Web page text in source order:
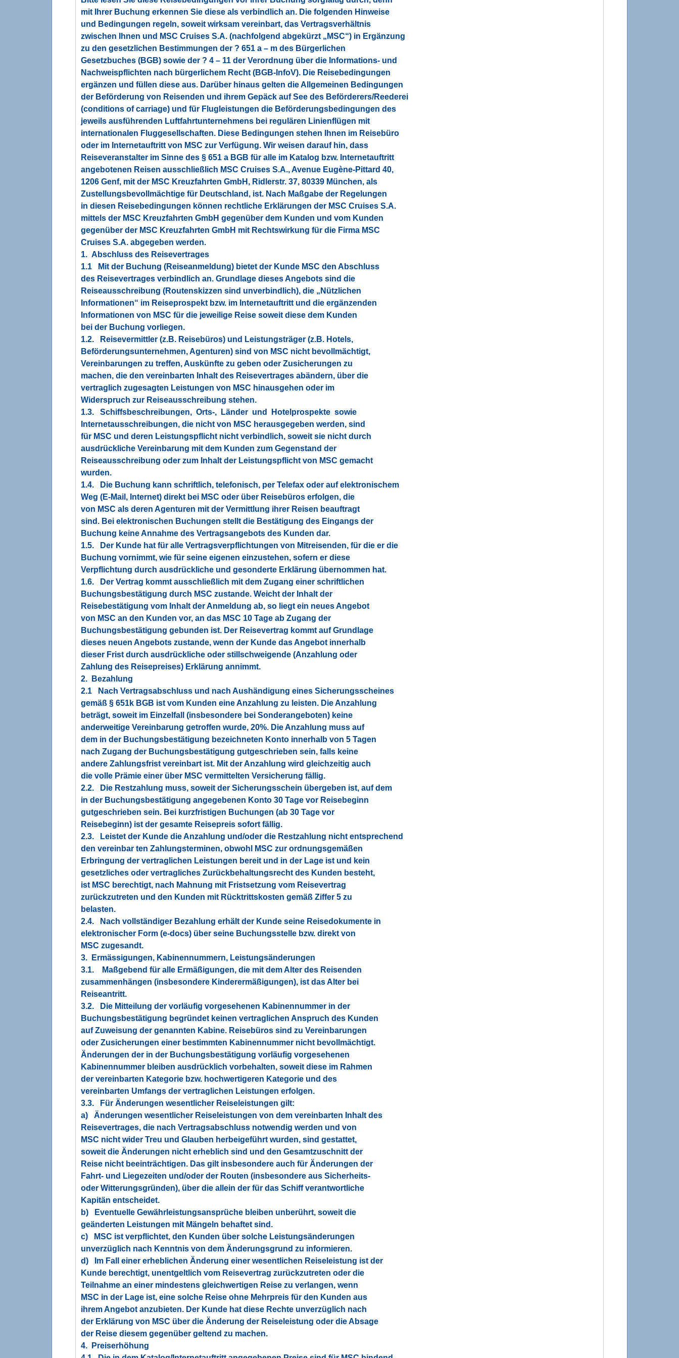
mit Ihrer Buchung erkennen Sie diese als verbindlich an. Die folgenden Hinweise
und Bedingungen regeln, soweit wirksam vereinbart, das Vertragsverhältnis
zwischen Ihnen und MSC Cruises S.A. (nachfolgend abgekürzt „MSC“) in Ergänzung
zu den gesetzlichen Bestimmungen der ? 651 a – m des Bürgerlichen
Gesetzbuches (BGB) sowie der ? 4 – 11 der Verordnung über die Informations- und
Nachweispflichten nach bürgerlichem Recht (BGB-InfoV). Die Reisebedingungen
ergänzen und füllen diese aus. Darüber hinaus gelten die Allgemeinen Bedingungen
der Beförderung von Reisenden und ihrem Gepäck auf See des Beförderers/Reederei
(conditions of carriage) und für Flugleistungen die Beförderungsbedingungen des
jeweils ausführenden Luftfahrtunternehmens bei regulären Linienflügen mit
internationalen Fluggesellschaften. Diese Bedingungen stehen Ihnen im Reisebüro
oder im Internetauftritt von MSC zur Verfügung. Wir weisen darauf hin, dass
Reiseveranstalter im Sinne des § 651 a BGB für alle im Katalog bzw. Internetauftritt
angebotenen Reisen ausschließlich MSC Cruises S.A., Avenue Eugène-Pittard 40,
1206 Genf, mit der MSC Kreuzfahrten GmbH, Ridlerstr. 37, 80339 München, als
Zustellungsbevollmächtige für Deutschland, ist. Nach Maßgabe der Regelungen
in diesen Reisebedingungen können rechtliche Erklärungen der MSC Cruises S.A.
mittels der MSC Kreuzfahrten GmbH gegenüber dem Kunden und vom Kunden
gegenüber der MSC Kreuzfahrten GmbH mit Rechtswirkung für die Firma MSC
Cruises S.A. abgegeben werden.
1. Abschluss des Reisevertrages
1.1 Mit der Buchung (Reiseanmeldung) bietet der Kunde MSC den Abschluss
des Reisevertrages verbindlich an. Grundlage dieses Angebots sind die
Reiseausschreibung (Routenskizzen sind unverbindlich), die „Nützlichen
Informationen“ im Reiseprospekt bzw. im Internetauftritt und die ergänzenden
Informationen von MSC für die jeweilige Reise soweit diese dem Kunden
bei der Buchung vorliegen.
1.2. Reisevermittler (z.B. Reisebüros) und Leistungsträger (z.B. Hotels,
Beförderungsunternehmen, Agenturen) sind von MSC nicht bevollmächtigt,
Vereinbarungen zu treffen, Auskünfte zu geben oder Zusicherungen zu
machen, die den vereinbarten Inhalt des Reisevertrages abändern, über die
vertraglich zugesagten Leistungen von MSC hinausgehen oder im
Widerspruch zur Reiseausschreibung stehen.
1.3. Schiffsbeschreibungen, Orts-, Länder und Hotelprospekte sowie
Internetausschreibungen, die nicht von MSC herausgegeben werden, sind
für MSC und deren Leistungspflicht nicht verbindlich, soweit sie nicht durch
ausdrückliche Vereinbarung mit dem Kunden zum Gegenstand der
Reiseausschreibung oder zum Inhalt der Leistungspflicht von MSC gemacht
wurden.
1.4. Die Buchung kann schriftlich, telefonisch, per Telefax oder auf elektronischem
Weg (E-Mail, Internet) direkt bei MSC oder über Reisebüros erfolgen, die
von MSC als deren Agenturen mit der Vermittlung ihrer Reisen beauftragt
sind. Bei elektronischen Buchungen stellt die Bestätigung des Eingangs der
Buchung keine Annahme des Vertragsangebots des Kunden dar.
1.5. Der Kunde hat für alle Vertragsverpflichtungen von Mitreisenden, für die er die
Buchung vornimmt, wie für seine eigenen einzustehen, sofern er diese
Verpflichtung durch ausdrückliche und gesonderte Erklärung übernommen hat.
1.6. Der Vertrag kommt ausschließlich mit dem Zugang einer schriftlichen
Buchungsbestätigung durch MSC zustande. Weicht der Inhalt der
Reisebestätigung vom Inhalt der Anmeldung ab, so liegt ein neues Angebot
von MSC an den Kunden vor, an das MSC 10 Tage ab Zugang der
Buchungsbestätigung gebunden ist. Der Reisevertrag kommt auf Grundlage
dieses neuen Angebots zustande, wenn der Kunde das Angebot innerhalb
dieser Frist durch ausdrückliche oder stillschweigende (Anzahlung oder
Zahlung des Reisepreises) Erklärung annimmt.
2. Bezahlung
2.1 Nach Vertragsabschluss und nach Aushändigung eines Sicherungsscheines
gemäß § 651k BGB ist vom Kunden eine Anzahlung zu leisten. Die Anzahlung
beträgt, soweit im Einzelfall (insbesondere bei Sonderangeboten) keine
anderweitige Vereinbarung getroffen wurde, 20%. Die Anzahlung muss auf
dem in der Buchungsbestätigung bezeichneten Konto innerhalb von 5 Tagen
nach Zugang der Buchungsbestätigung gutgeschrieben sein, falls keine
andere Zahlungsfrist vereinbart ist. Mit der Anzahlung wird gleichzeitig auch
die volle Prämie einer über MSC vermittelten Versicherung fällig.
2.2. Die Restzahlung muss, soweit der Sicherungsschein übergeben ist, auf dem
in der Buchungsbestätigung angegebenen Konto 30 Tage vor Reisebeginn
gutgeschrieben sein. Bei kurzfristigen Buchungen (ab 30 Tage vor
Reisebeginn) ist der gesamte Reisepreis sofort fällig.
2.3. Leistet der Kunde die Anzahlung und/oder die Restzahlung nicht entsprechend
den vereinbar ten Zahlungsterminen, obwohl MSC zur ordnungsgemäßen
Erbringung der vertraglichen Leistungen bereit und in der Lage ist und kein
gesetzliches oder vertragliches Zurückbehaltungsrecht des Kunden besteht,
ist MSC berechtigt, nach Mahnung mit Fristsetzung vom Reisevertrag
zurückzutreten und den Kunden mit Rücktrittskosten gemäß Ziffer 5 zu
belasten.
2.4. Nach vollständiger Bezahlung erhält der Kunde seine Reisedokumente in
elektronischer Form (e-docs) über seine Buchungsstelle bzw. direkt von
MSC zugesandt.
3. Ermässigungen, Kabinennummern, Leistungsänderungen
3.1. Maßgebend für alle Ermäßigungen, die mit dem Alter des Reisenden
zusammenhängen (insbesondere Kinderermäßigungen), ist das Alter bei
Reiseantritt.
3.2. Die Mitteilung der vorläufig vorgesehenen Kabinennummer in der
Buchungsbestätigung begründet keinen vertraglichen Anspruch des Kunden
auf Zuweisung der genannten Kabine. Reisebüros sind zu Vereinbarungen
oder Zusicherungen einer bestimmten Kabinennummer nicht bevollmächtigt.
Änderungen der in der Buchungsbestätigung vorläufig vorgesehenen
Kabinennummer bleiben ausdrücklich vorbehalten, soweit diese im Rahmen
der vereinbarten Kategorie bzw. hochwertigeren Kategorie und des
vereinbarten Umfangs der vertraglichen Leistungen erfolgen.
3.3. Für Änderungen wesentlicher Reiseleistungen gilt:
a) Änderungen wesentlicher Reiseleistungen von dem vereinbarten Inhalt des
Reisevertrages, die nach Vertragsabschluss notwendig werden und von
MSC nicht wider Treu und Glauben herbeigeführt wurden, sind gestattet,
soweit die Änderungen nicht erheblich sind und den Gesamtzuschnitt der
Reise nicht beeinträchtigen. Das gilt insbesondere auch für Änderungen der
Fahrt- und Liegezeiten und/oder der Routen (insbesondere aus Sicherheits-
oder Witterungsgründen), über die allein der für das Schiff verantwortliche
Kapitän entscheidet.
b) Eventuelle Gewährleistungsansprüche bleiben unberührt, soweit die
geänderten Leistungen mit Mängeln behaftet sind.
c) MSC ist verpflichtet, den Kunden über solche Leistungsänderungen
unverzüglich nach Kenntnis von dem Änderungsgrund zu informieren.
d) Im Fall einer erheblichen Änderung einer wesentlichen Reiseleistung ist der
Kunde berechtigt, unentgeltlich vom Reisevertrag zurückzutreten oder die
Teilnahme an einer mindestens gleichwertigen Reise zu verlangen, wenn
MSC in der Lage ist, eine solche Reise ohne Mehrpreis für den Kunden aus
ihrem Angebot anzubieten. Der Kunde hat diese Rechte unverzüglich nach
der Erklärung von MSC über die Änderung der Reiseleistung oder die Absage
der Reise diesem gegenüber geltend zu machen.
4. Preiserhöhung